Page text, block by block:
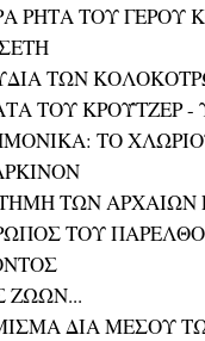
ΡΗΤΑ ΤΟΥ
ΤΩΝ
ΤΟΥ ΚΡΟΫΤΖΕΡ -
ΤΟ
ΤΩΝ
ΤΟΥ
ΖΩΩΝ...
ΔΙΑ ΜΕΣΟΥ